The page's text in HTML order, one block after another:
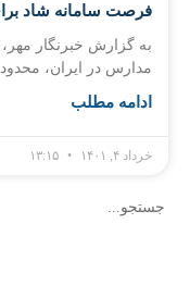
فرصت سامانه شاد
به گزارش خبرنگار
مدارس در ایران،
ادامه مطلب
خرداد ۴, ۱۴۰۱